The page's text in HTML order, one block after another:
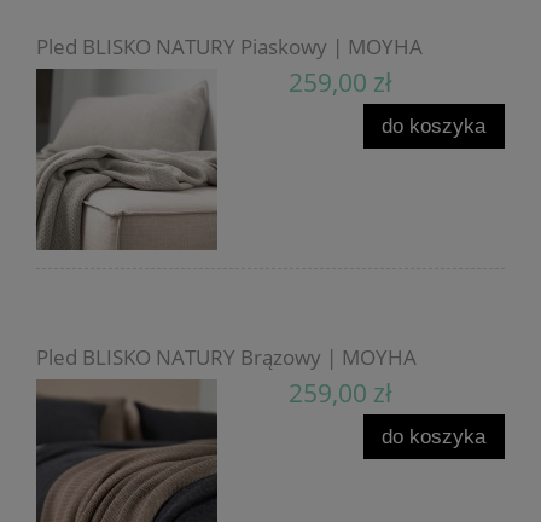
Pled BLISKO NATURY Piaskowy | MOYHA
259,00 zł
do koszyka
Pled BLISKO NATURY Brązowy | MOYHA
259,00 zł
do koszyka